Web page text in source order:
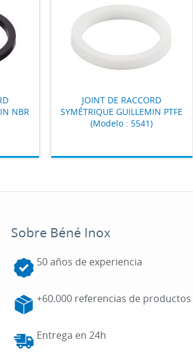
NBR
JOINT DE RACCORD
SYMÉTRIQUE GUILLEMIN PTFE
(Modelo : 5541)
Sobre Béné Inox
50 años de experiencia
+60.000 referencias de productos
Entrega en 24h